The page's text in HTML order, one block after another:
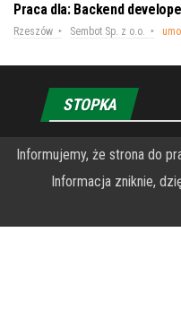
Praca dla: Backend
Rzeszów Sembot Sp. z o.o.
STOPKA
O Fundacji PRZEkarpacie
Wykonanie portalu –
Informujemy, że strona do
Informacja zniknie,